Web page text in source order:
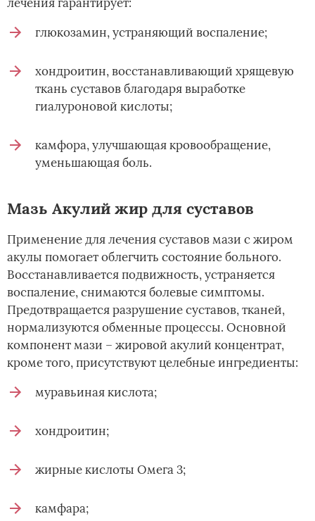
глюкозамин, устраняющий воспаление;
хондроитин, восстанавливающий хрящевую
ткань суставов благодаря выработке
гиалуроновой кислоты;
камфора, улучшающая кровообращение,
уменьшающая боль.
Мазь Акулий жир для суставов
Применение для лечения суставов мази с жиром
акулы помогает облегчить состояние больного.
Восстанавливается подвижность, устраняется
воспаление, снимаются болевые симптомы.
Предотвращается разрушение суставов, тканей,
нормализуются обменные процессы. Основной
компонент мази – жировой акулий концентрат,
кроме того, присутствуют целебные ингредиенты:
муравьиная кислота;
хондроитин;
жирные кислоты Омега 3;
камфара;